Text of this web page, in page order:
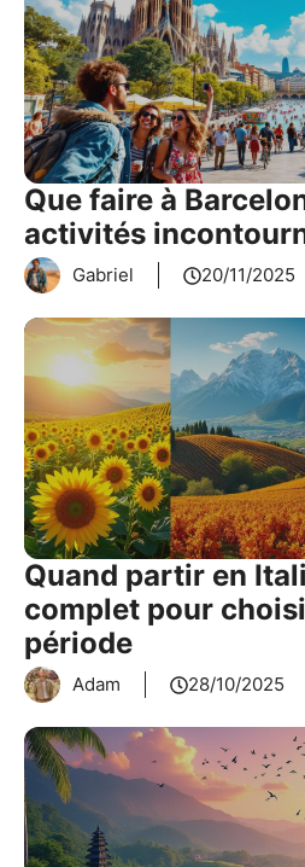
Que faire à
activités
Gabriel 20/11/2025
Quand partir en
complet pour
période
Adam 28/10/2025